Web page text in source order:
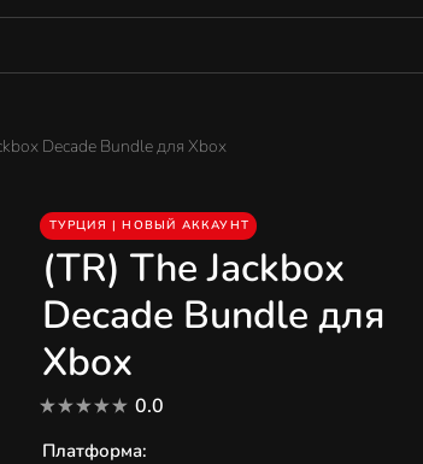
Decade Bundle для Xbox
ТУРЦИЯ | НОВЫЙ АККАУНТ
(TR) The Jackbox
Decade Bundle для
Xbox
0.0
Платформа: